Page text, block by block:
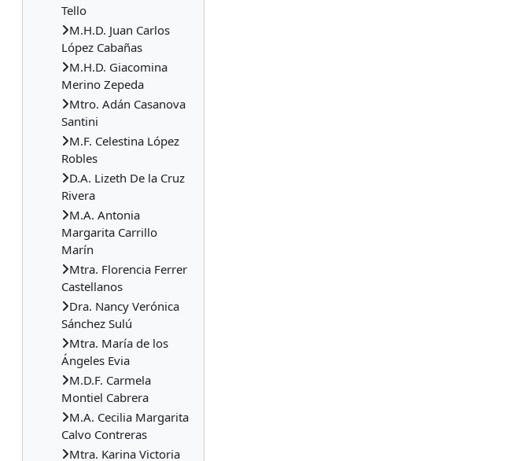
Tello
M.H.D. Juan Carlos
López Cabañas
M.H.D. Giacomina
Merino Zepeda
Mtro. Adán Casanova
Santini
M.F. Celestina López
Robles
D.A. Lizeth De la Cruz
Rivera
M.A. Antonia
Margarita Carrillo
Marín
Mtra. Florencia Ferrer
Castellanos
Dra. Nancy Verónica
Sánchez Sulú
Mtra. María de los
Ángeles Evia
M.D.F. Carmela
Montiel Cabrera
M.A. Cecilia Margarita
Calvo Contreras
Mtra. Karina Victoria